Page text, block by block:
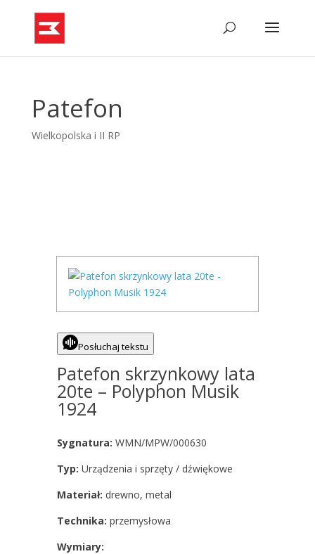
Patefon
Wielkopolska i II RP
Posłuchaj tekstu
Patefon skrzynkowy lata
20te – Polyphon Musik
1924
Sygnatura: WMN/MPW/000630
Typ: Urządzenia i sprzęty / dźwiękowe
Materiał: drewno, metal
Technika: przemysłowa
Wymiary: